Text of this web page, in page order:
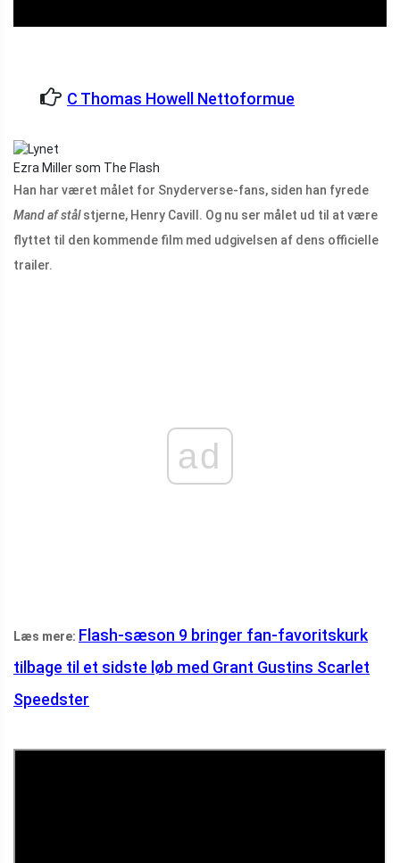
C Thomas Howell Nettoformue
Ezra Miller som The Flash
Han har været målet for Snyderverse-fans, siden han fyrede
Mand af stålstjerne, Henry Cavill. Og nu ser målet ud til at være
flyttet til den kommende film med udgivelsen af ​​dens officielle
trailer.
ad
Læs mere: Flash-sæson 9 bringer fan-favoritskurk
tilbage til et sidste løb med Grant Gustins Scarlet
Speedster